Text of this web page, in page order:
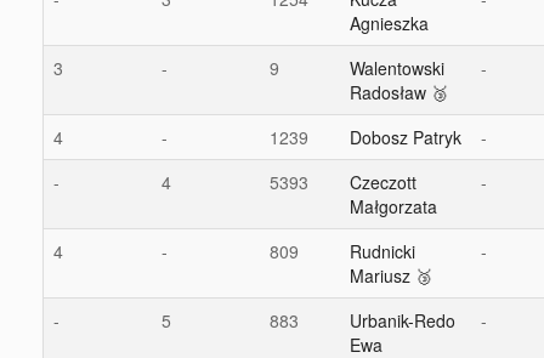
Agnieszka
3 - 9
Walentowski
Radosław 🥉
-
4 - 1239 Dobosz Patryk
-
-
4 5393
Czeczott
Małgorzata
-
4 - 809
Rudnicki
Mariusz 🥉
-
- 5 883
Urbanik-Redo
Ewa
-